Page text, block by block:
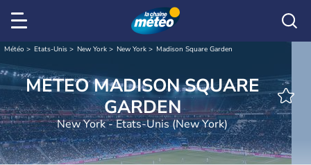
Météo Etats-Unis New York New York Madison Square Garden
METEO MADISON SQUARE
GARDEN
New York - Etats-Unis (New York)